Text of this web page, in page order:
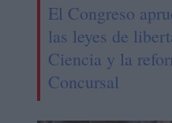
El Congreso
las leyes de
Ciencia y la
Concursal